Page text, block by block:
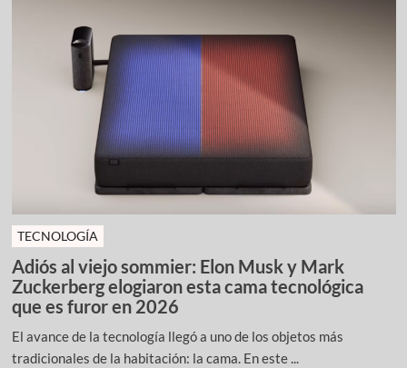
TECNOLOGÍA
Adiós al viejo sommier: Elon Musk y Mark
Zuckerberg elogiaron esta cama tecnológica
que es furor en 2026
El avance de la tecnología llegó a uno de los objetos más
tradicionales de la habitación: la cama. En este ...